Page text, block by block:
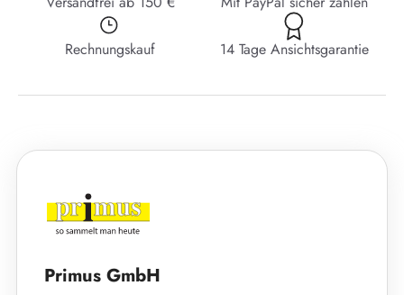
Rechnungskauf 14 Tage Ansichtsgarantie
Primus GmbH